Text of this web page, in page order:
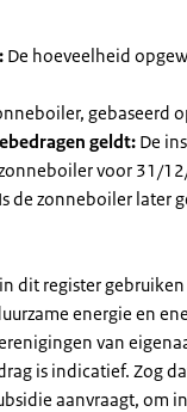
De hoeveelheid
gebaseerd
geldt: De
voor 31/
de zonneboiler later
dit register
energie en
van
is indicatief. Zog
aanvraagt, om